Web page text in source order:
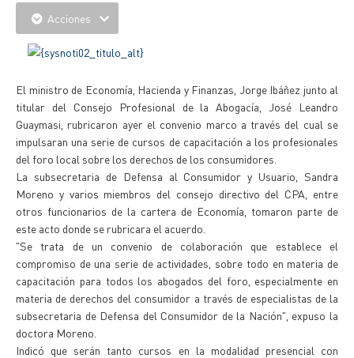
Acciones
El ministro de Economía, Hacienda y Finanzas, Jorge Ibáñez junto al
titular del Consejo Profesional de la Abogacía, José Leandro
Guaymasi, rubricaron ayer el convenio marco a través del cual se
impulsaran una serie de cursos de capacitación a los profesionales
del foro local sobre los derechos de los consumidores.
La subsecretaria de Defensa al Consumidor y Usuario, Sandra
Moreno y varios miembros del consejo directivo del CPA, entre
otros funcionarios de la cartera de Economía, tomaron parte de
este acto donde se rubricara el acuerdo.
"Se trata de un convenio de colaboración que establece el
compromiso de una serie de actividades, sobre todo en materia de
capacitación para todos los abogados del foro, especialmente en
materia de derechos del consumidor a través de especialistas de la
subsecretaria de Defensa del Consumidor de la Nación", expuso la
doctora Moreno.
Indicó que serán tanto cursos en la modalidad presencial con